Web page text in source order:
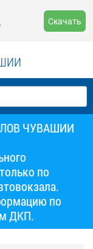
Скачать
ЧУВАШИИ
по
по
ДКП.